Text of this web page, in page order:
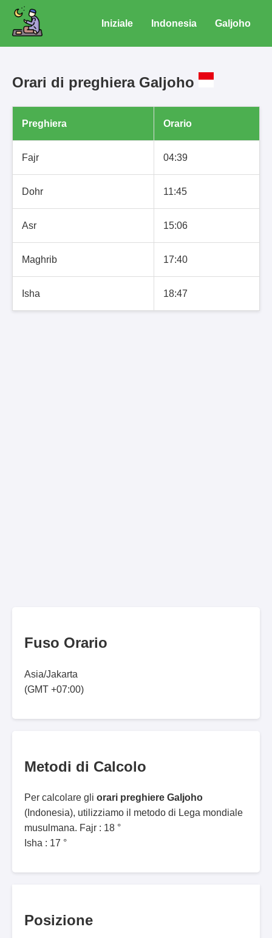
Iniziale Indonesia Galjoho
Orari di preghiera Galjoho
Preghiera Orario
Fajr 04:39
Dohr 11:45
Asr 15:06
Maghrib 17:40
Isha 18:47
Fuso Orario
Asia/Jakarta
(GMT +07:00)
Metodi di Calcolo
Per calcolare gli orari preghiere Galjoho
(Indonesia), utilizziamo il metodo di Lega mondiale
musulmana. Fajr : 18 °
Isha : 17 °
Posizione